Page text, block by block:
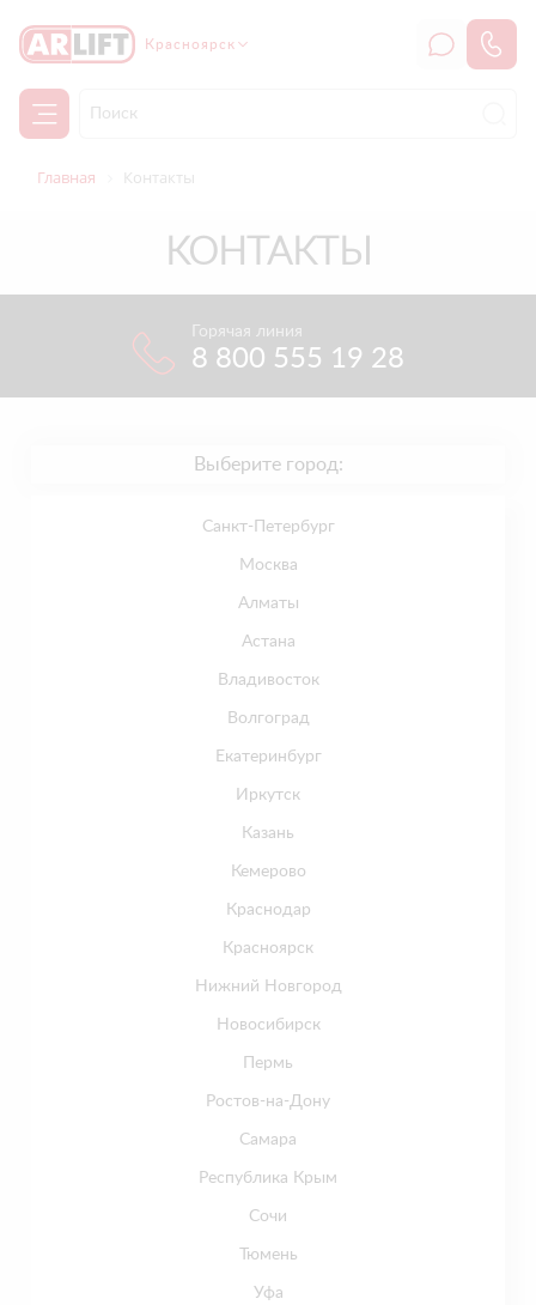
Красноярск
Главная Контакты
КОНТАКТЫ
Горячая линия
8 800 555 19 28
Выберите город:
Санкт-Петербург
Москва
Алматы
Астана
Владивосток
Волгоград
Екатеринбург
Иркутск
Казань
Кемерово
Краснодар
Красноярск
Нижний Новгород
Новосибирск
Пермь
Ростов-на-Дону
Самара
Республика Крым
Сочи
Тюмень
Уфа